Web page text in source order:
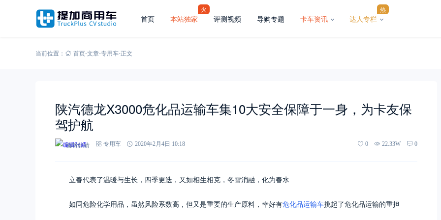
首页 本站独家
火
评测视频 导购专题 卡车资讯 达人专栏
热
当前位置： 首页-文章-专用车-正文
陕汽德龙X3000危化品运输车集10大安全保障于一身，为卡友保
驾护航
编辑张靖 专用车 2020年2月4日 10:18 0 22.33W 0
立春代表了温暖与生长，四季更迭，又如相生相克，冬雪消融，化为春水
如同危险化学用品，虽然风险系数高，但又是重要的生产原料，幸好有危化品运输车挑起了危化品运输的重担